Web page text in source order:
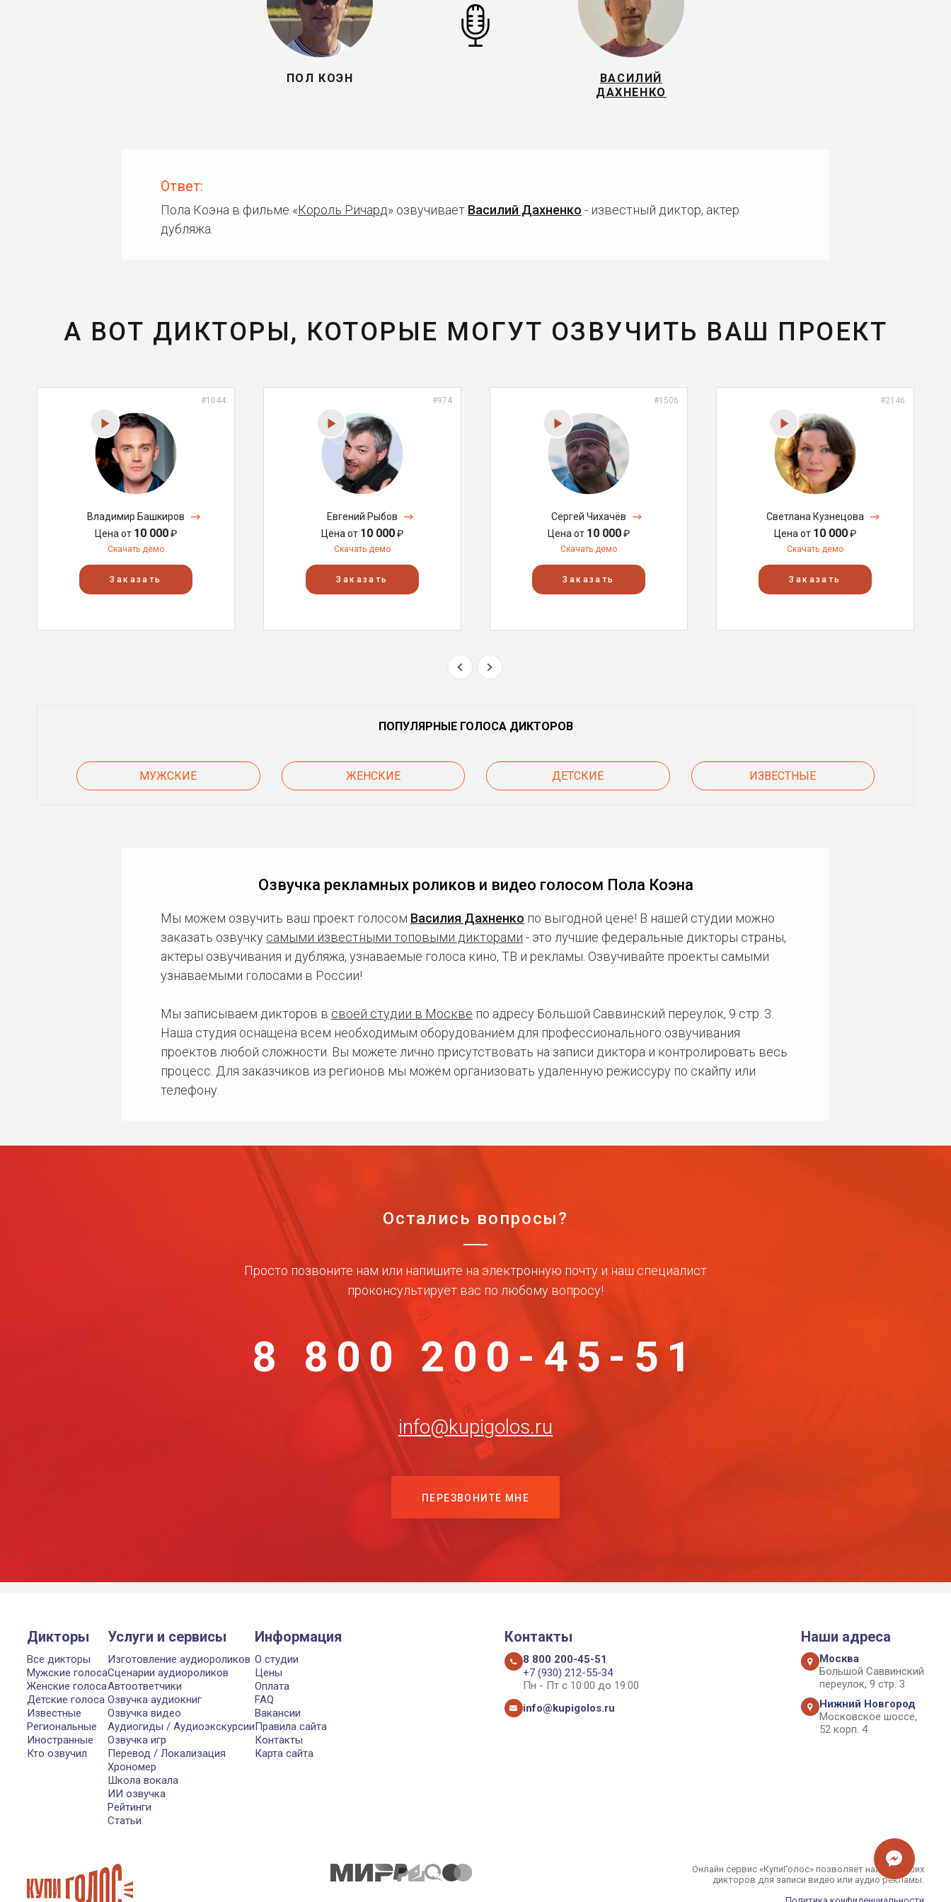
ПОЛ КОЭН
ВАСИЛИЙ
ДАХНЕНКО
Ответ:
Пола Коэна в фильме «Король Ричард» озвучивает Василий Дахненко - известный диктор, актер
дубляжа.
А ВОТ ДИКТОРЫ, КОТОРЫЕ МОГУТ ОЗВУЧИТЬ ВАШ ПРОЕКТ
#1044
Владимир Башкиров
Цена от 10 000₽
Скачать демо
Заказать
#974
Евгений Рыбов
Цена от 10 000₽
Скачать демо
Заказать
#1506
Сергей Чихачёв
Цена от 10 000₽
Скачать демо
Заказать
#2146
Светлана Кузнецова
Цена от 10 000₽
Скачать демо
Заказать
ПОПУЛЯРНЫЕ ГОЛОСА ДИКТОРОВ
МУЖСКИЕ ЖЕНСКИЕ ДЕТСКИЕ ИЗВЕСТНЫЕ
Озвучка рекламных роликов и видео голосом Пола Коэна
Мы можем озвучить ваш проект голосом Василия Дахненко по выгодной цене! В нашей студии можно
заказать озвучку самыми известными топовыми дикторами - это лучшие федеральные дикторы страны,
актеры озвучивания и дубляжа, узнаваемые голоса кино, ТВ и рекламы. Озвучивайте проекты самыми
узнаваемыми голосами в России!
Мы записываем дикторов в своей студии в Москве по адресу Большой Саввинский переулок, 9 стр. 3.
Наша студия оснащена всем необходимым оборудованием для профессионального озвучивания
проектов любой сложности. Вы можете лично присутствовать на записи диктора и контролировать весь
процесс. Для заказчиков из регионов мы можем организовать удаленную режиссуру по скайпу или
телефону.
Остались вопросы?
Просто позвоните нам или напишите на электронную почту и наш специалист
проконсультирует вас по любому вопросу!
8 800 200-45-51
info@kupigolos.ru
ПЕРЕЗВОНИТЕ МНЕ
Дикторы
Все дикторы
Мужские голоса
Женские голоса
Детские голоса
Известные
Региональные
Иностранные
Кто озвучил
Услуги и сервисы
Изготовление аудиороликов
Сценарии аудиороликов
Автоответчики
Озвучка аудиокниг
Озвучка видео
Аудиогиды / Аудиоэкскурсии
Озвучка игр
Перевод / Локализация
Хрономер
Школа вокала
ИИ озвучка
Рейтинги
Статьи
Информация
О студии
Цены
Оплата
FAQ
Вакансии
Правила сайта
Контакты
Карта сайта
Контакты
8 800 200-45-51
+7 (930) 212-55-34
Пн - Пт с 10:00 до 19:00
info@kupigolos.ru
Наши адреса
Москва
Большой Саввинский
переулок, 9 стр. 3
Нижний Новгород
Московское шоссе,
52 корп. 4
Онлайн сервис «КупиГолос» позволяет найти лучших
дикторов для записи видео или аудио рекламы.